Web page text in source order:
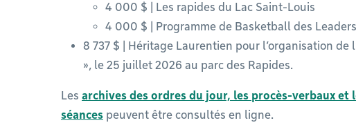
4 000 $ | Les rapides du Lac Saint-Louis
4 000 $ | Programme de Basketball des Leaders
8 737 $ | Héritage Laurentien pour l’organisation de
», le 25 juillet 2026 au parc des Rapides.
Les archives des ordres du jour, les procès-verbaux et
séances peuvent être consultés en ligne.